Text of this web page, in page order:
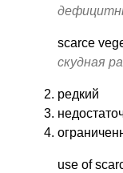
scarce
скудная
редкий
use of